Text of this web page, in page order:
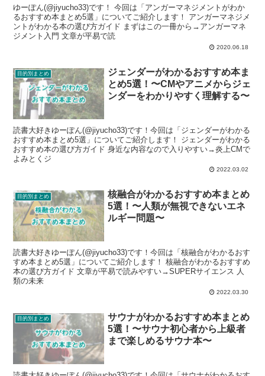
ゆーぽん(@jiyucho33)です！ 今回は「アンガーマネジメントがわか
るおすすめ本まとめ5選」についてご紹介します！ アンガーマネジメ
ントがわかる本の選び方ガイド まずはこの一冊から→アンガーマネ
ジメント入門 文章が平易で読
2020.06.18
目的別まとめ
ジェンダーがわかるおすすめ本ま
とめ5選！〜CMやアニメからジェ
ンダーをわかりやすく理解する〜
読書大好きゆーぽん(@jiyucho33)です！今回は「ジェンダーがわかる
おすすめ本まとめ5選」についてご紹介します！ ジェンダーがわかる
おすすめ本の選び方ガイド 身近な内容なので入りやすい→炎上CMで
よみとくジ
2022.03.02
目的別まとめ
核融合がわかるおすすめ本まとめ
5選！〜人類が無視できないエネ
ルギー問題〜
読書大好きゆーぽん(@jiyucho33)です！今回は「核融合がわかるおす
すめ本まとめ5選」についてご紹介します！ 核融合がわかるおすすめ
本の選び方ガイド 文章が平易で読みやすい→SUPERサイエンス 人
類の未来
2022.03.30
目的別まとめ
サウナがわかるおすすめ本まとめ
5選！〜サウナ初心者から上級者
まで楽しめるサウナ本〜